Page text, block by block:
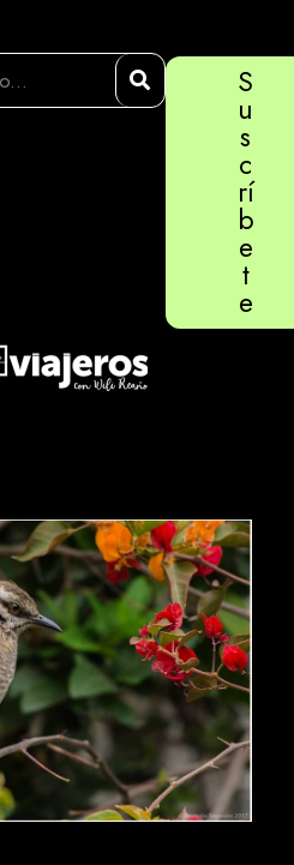
S
u
s
c
rí
b
e
t
e